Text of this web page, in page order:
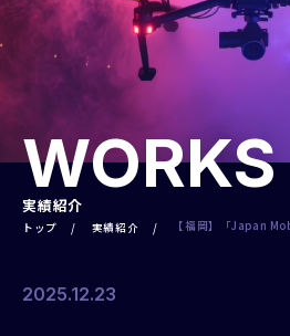
WORKS
実績紹介
トップ 実績紹介
【福岡】「Japan
2025.12.23